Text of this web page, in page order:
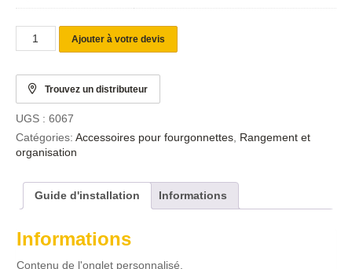
Ajouter à votre devis
Trouvez un distributeur
UGS : 6067
Catégories: Accessoires pour fourgonnettes, Rangement et
organisation
Guide d'installation Informations
Informations
Contenu de l'onglet personnalisé.